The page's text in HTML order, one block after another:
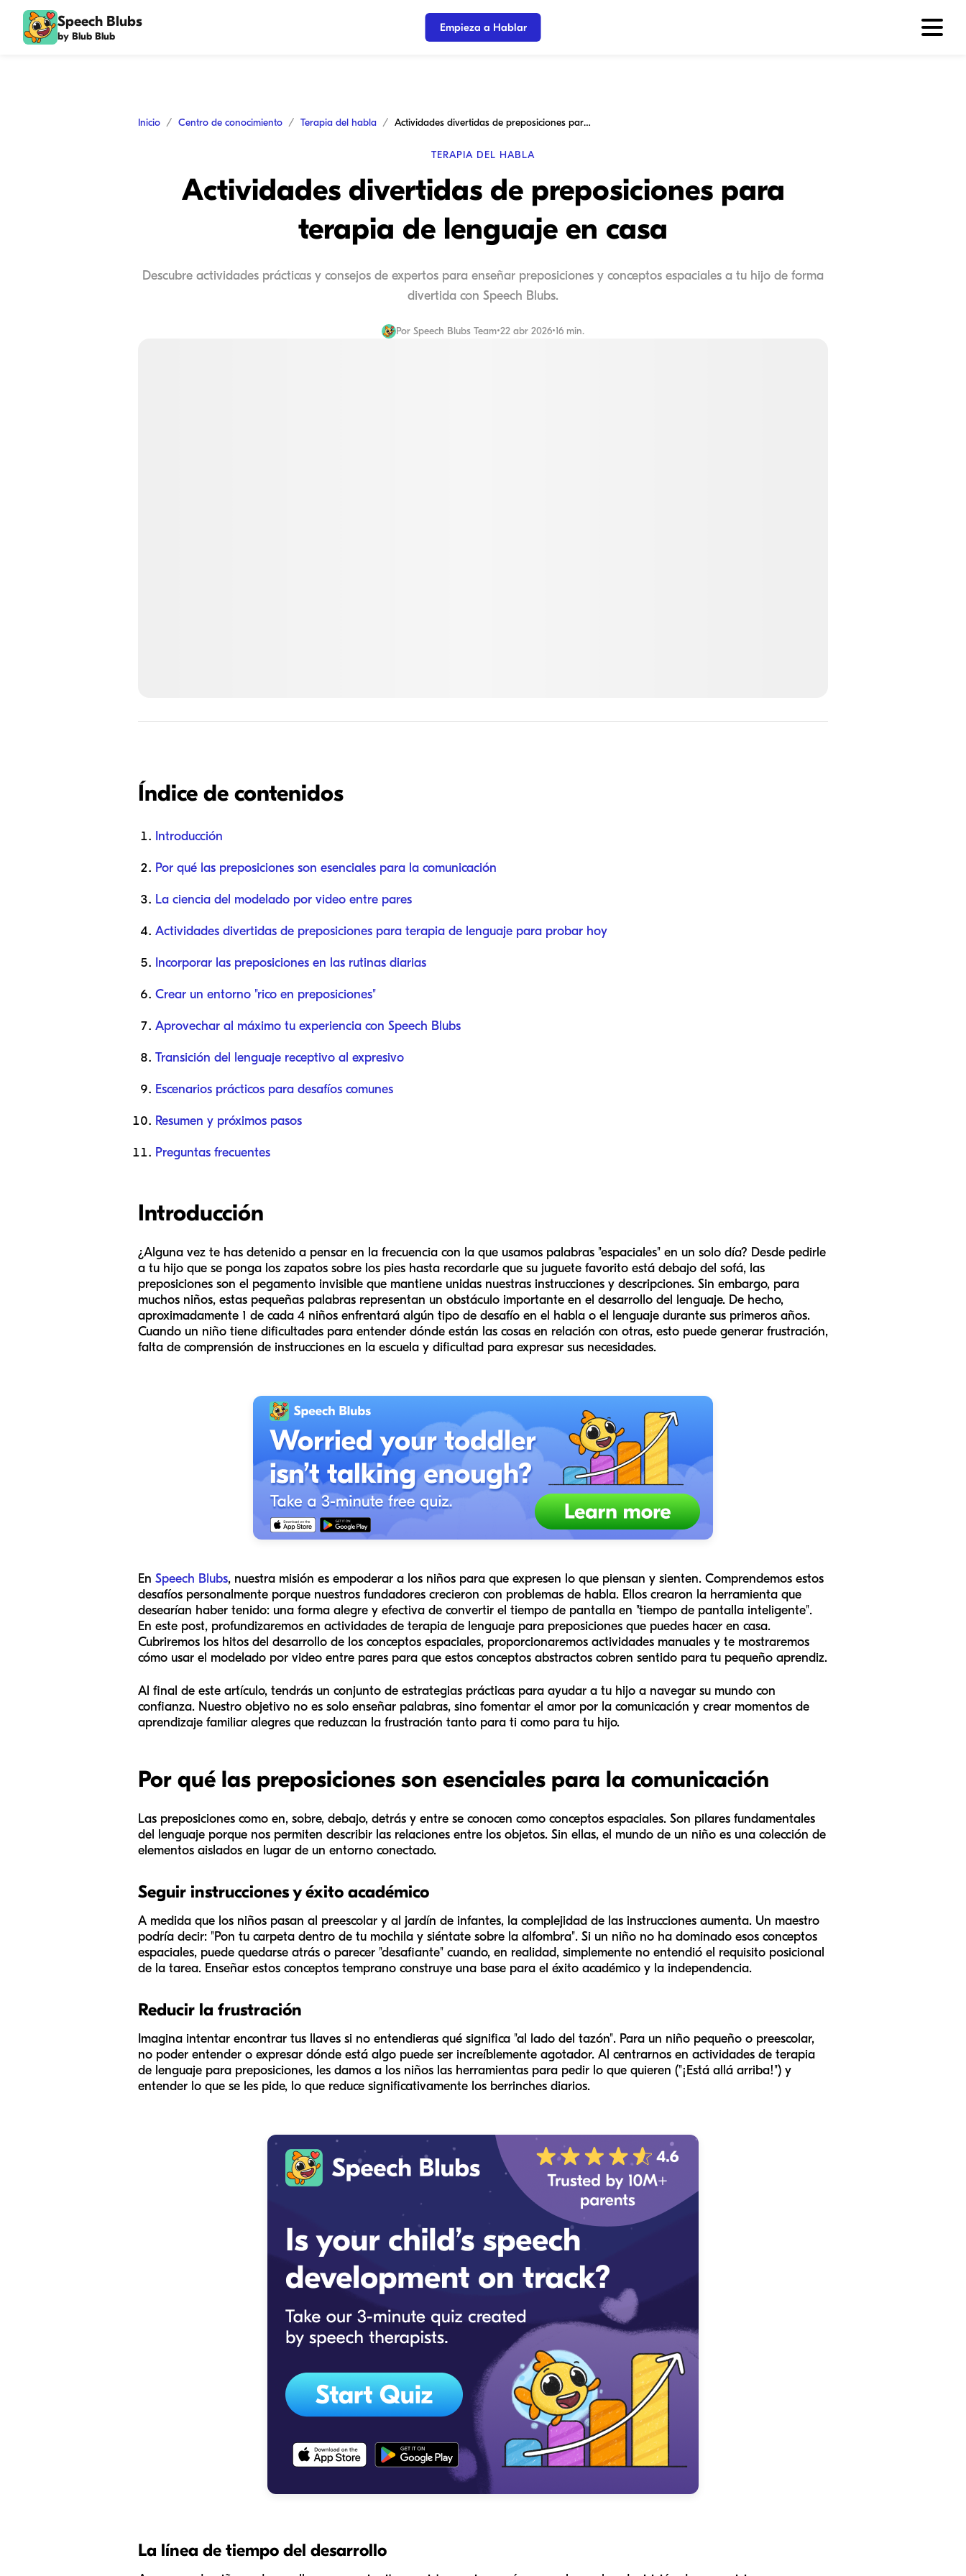
Speech Blubs
by Blub Blub
Empieza a Hablar
Inicio Centro de conocimiento Terapia del habla Actividades divertidas de preposiciones para terapia de lenguaje en casa
TERAPIA DEL HABLA
Actividades divertidas de preposiciones para
terapia de lenguaje en casa
Descubre actividades prácticas y consejos de expertos para enseñar preposiciones y conceptos espaciales a tu hijo de forma
divertida con Speech Blubs.
Por Speech Blubs Team•22 abr 2026•16 min.
Índice de contenidos
Introducción
Por qué las preposiciones son esenciales para la comunicación
La ciencia del modelado por video entre pares
Actividades divertidas de preposiciones para terapia de lenguaje para probar hoy
Incorporar las preposiciones en las rutinas diarias
Crear un entorno "rico en preposiciones"
Aprovechar al máximo tu experiencia con Speech Blubs
Transición del lenguaje receptivo al expresivo
Escenarios prácticos para desafíos comunes
Resumen y próximos pasos
Preguntas frecuentes
Introducción
¿Alguna vez te has detenido a pensar en la frecuencia con la que usamos palabras "espaciales" en un solo día? Desde pedirle
a tu hijo que se ponga los zapatos sobre los pies hasta recordarle que su juguete favorito está debajo del sofá, las
preposiciones son el pegamento invisible que mantiene unidas nuestras instrucciones y descripciones. Sin embargo, para
muchos niños, estas pequeñas palabras representan un obstáculo importante en el desarrollo del lenguaje. De hecho,
aproximadamente 1 de cada 4 niños enfrentará algún tipo de desafío en el habla o el lenguaje durante sus primeros años.
Cuando un niño tiene dificultades para entender dónde están las cosas en relación con otras, esto puede generar frustración,
falta de comprensión de instrucciones en la escuela y dificultad para expresar sus necesidades.
En Speech Blubs, nuestra misión es empoderar a los niños para que expresen lo que piensan y sienten. Comprendemos estos
desafíos personalmente porque nuestros fundadores crecieron con problemas de habla. Ellos crearon la herramienta que
desearían haber tenido: una forma alegre y efectiva de convertir el tiempo de pantalla en "tiempo de pantalla inteligente".
En este post, profundizaremos en actividades de terapia de lenguaje para preposiciones que puedes hacer en casa.
Cubriremos los hitos del desarrollo de los conceptos espaciales, proporcionaremos actividades manuales y te mostraremos
cómo usar el modelado por video entre pares para que estos conceptos abstractos cobren sentido para tu pequeño aprendiz.
Al final de este artículo, tendrás un conjunto de estrategias prácticas para ayudar a tu hijo a navegar su mundo con
confianza. Nuestro objetivo no es solo enseñar palabras, sino fomentar el amor por la comunicación y crear momentos de
aprendizaje familiar alegres que reduzcan la frustración tanto para ti como para tu hijo.
Por qué las preposiciones son esenciales para la comunicación
Las preposiciones como en, sobre, debajo, detrás y entre se conocen como conceptos espaciales. Son pilares fundamentales
del lenguaje porque nos permiten describir las relaciones entre los objetos. Sin ellas, el mundo de un niño es una colección de
elementos aislados en lugar de un entorno conectado.
Seguir instrucciones y éxito académico
A medida que los niños pasan al preescolar y al jardín de infantes, la complejidad de las instrucciones aumenta. Un maestro
podría decir: "Pon tu carpeta dentro de tu mochila y siéntate sobre la alfombra". Si un niño no ha dominado esos conceptos
espaciales, puede quedarse atrás o parecer "desafiante" cuando, en realidad, simplemente no entendió el requisito posicional
de la tarea. Enseñar estos conceptos temprano construye una base para el éxito académico y la independencia.
Reducir la frustración
Imagina intentar encontrar tus llaves si no entendieras qué significa "al lado del tazón". Para un niño pequeño o preescolar,
no poder entender o expresar dónde está algo puede ser increíblemente agotador. Al centrarnos en actividades de terapia
de lenguaje para preposiciones, les damos a los niños las herramientas para pedir lo que quieren ("¡Está allá arriba!") y
entender lo que se les pide, lo que reduce significativamente los berrinches diarios.
La línea de tiempo del desarrollo